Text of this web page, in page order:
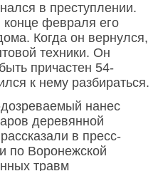
в преступлении.
конце февраля его
Когда он вернулся,
техники. Он
причастен 54-
к нему разбираться.
нанес
деревянной
в пресс-
по Воронежской
травм